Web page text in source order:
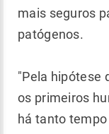
mais seguros
patógenos.
"Pela hipótese
os primeiros
há tanto